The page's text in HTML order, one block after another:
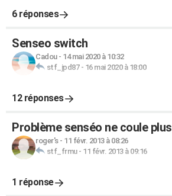
6 réponses
Senseo switch
Cadou- 14 mai 2020 à 10:32
stf_jpd87- 16 mai 2020 à 18:00
12 réponses
Problème senséo ne coule plus
roger's- 11 févr. 2013 à 08:26
stf_frmu- 11 févr. 2013 à 09:16
1 réponse